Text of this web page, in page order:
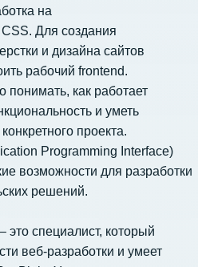
на
Для создания
и дизайна сайтов
рабочий frontend.
как работает
и уметь
проекта.
Programming Interface)
возможности для разработки
решений.
это специалист, который
веб-разработки и умеет